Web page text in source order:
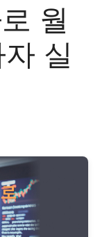
월
실